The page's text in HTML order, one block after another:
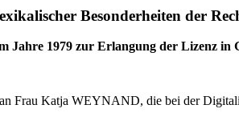
Besonderheiten der
Jahre 1979 zur Erlangung der Lizenz
Frau Katja WEYNAND, die bei der